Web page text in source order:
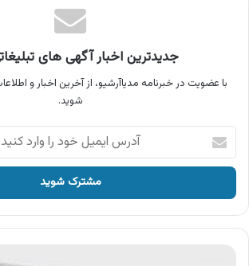
جدیدترین اخبار آگهی های
با عضویت در خبرنامه مدیاآرشیو، از آخرین اخبار و
شوید.
آدرس
ایمیل
خود
وارد
کنید